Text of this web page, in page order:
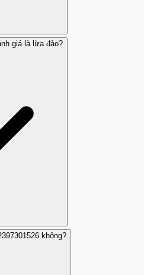
nếu đã nghe thì không cung
giá là lừa đảo?
ánh rằng số này thực hiện
không?